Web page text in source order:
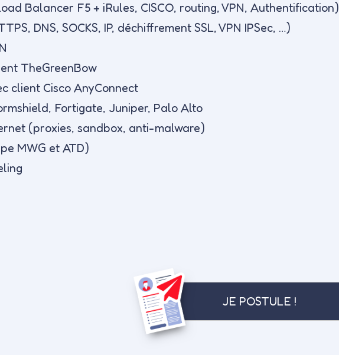
Balancer F5 + iRules, CISCO, routing, VPN, Authentification)
DNS, SOCKS, IP, déchiffrement SSL, VPN IPSec, …)
TheGreenBow
client Cisco AnyConnect
Fortigate, Juniper, Palo Alto
(proxies, sandbox, anti-malware)
MWG et ATD)
JE POSTULE !